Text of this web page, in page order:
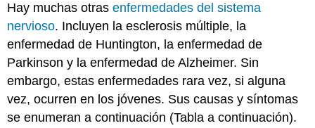
Hay muchas otrasenfermedades del sistema
nervioso. Incluyen la esclerosis múltiple, la
enfermedad de Huntington, la enfermedad de
Parkinson y la enfermedad de Alzheimer. Sin
embargo, estas enfermedades rara vez, si alguna
vez, ocurren en los jóvenes. Sus causas y síntomas
se enumeran a continuación (Tabla a continuación).